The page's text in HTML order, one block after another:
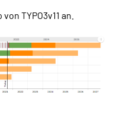
TYPO3v11 an.